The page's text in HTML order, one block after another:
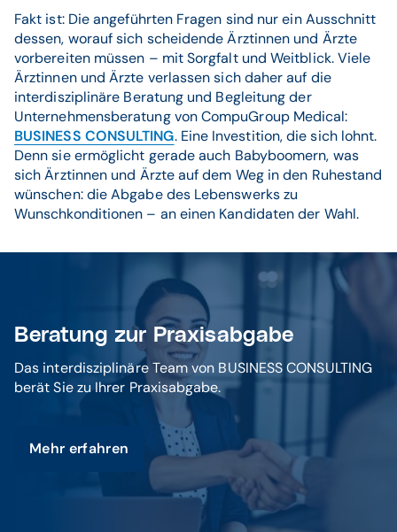
Fakt ist: Die angeführten Fragen sind nur ein Ausschnitt
dessen, worauf sich scheidende Ärztinnen und Ärzte
vorbereiten müssen – mit Sorgfalt und Weitblick. Viele
Ärztinnen und Ärzte verlassen sich daher auf die
interdisziplinäre Beratung und Begleitung der
Unternehmensberatung von CompuGroup Medical:
BUSINESS CONSULTING. Eine Investition, die sich lohnt.
Denn sie ermöglicht gerade auch Babyboomern, was
sich Ärztinnen und Ärzte auf dem Weg in den Ruhestand
wünschen: die Abgabe des Lebenswerks zu
Wunschkonditionen – an einen Kandidaten der Wahl.
Beratung zur Praxisabgabe
Das interdisziplinäre Team von BUSINESS CONSULTING
berät Sie zu Ihrer Praxisabgabe.
Mehr erfahren